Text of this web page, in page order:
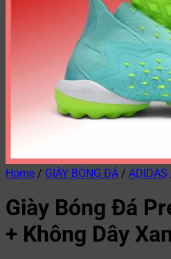
Home / GIÀY BÓNG ĐÁ / ADIDAS
Giày Bóng Đá
+ Không Dây